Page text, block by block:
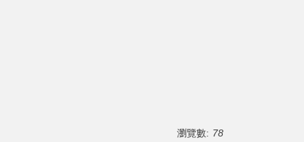
瀏覽數: 78